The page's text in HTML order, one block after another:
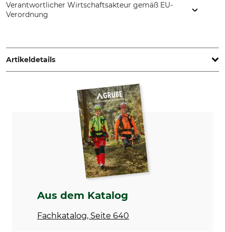
Verantwortlicher Wirtschaftsakteur gemäß EU-
Verordnung
München, Germany, www.blv.de
Artikeldetails
Seitenanzahl
208
Einband
broschiert
Produkttyp
Buch
Altes Gärtnerwissen wieder
entdeckt – Erfolgreich
Erfahrungsschatz
Herstellung
Aus dem Katalog
Fachkatalog, Seite 640